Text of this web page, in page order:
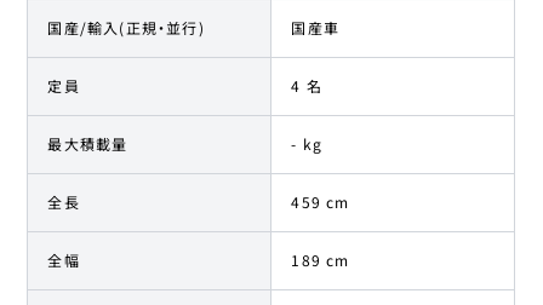
国産/輸入(正規・並行) 国産車
定員 4 名
最大積載量 - kg
全長 459 cm
全幅 189 cm